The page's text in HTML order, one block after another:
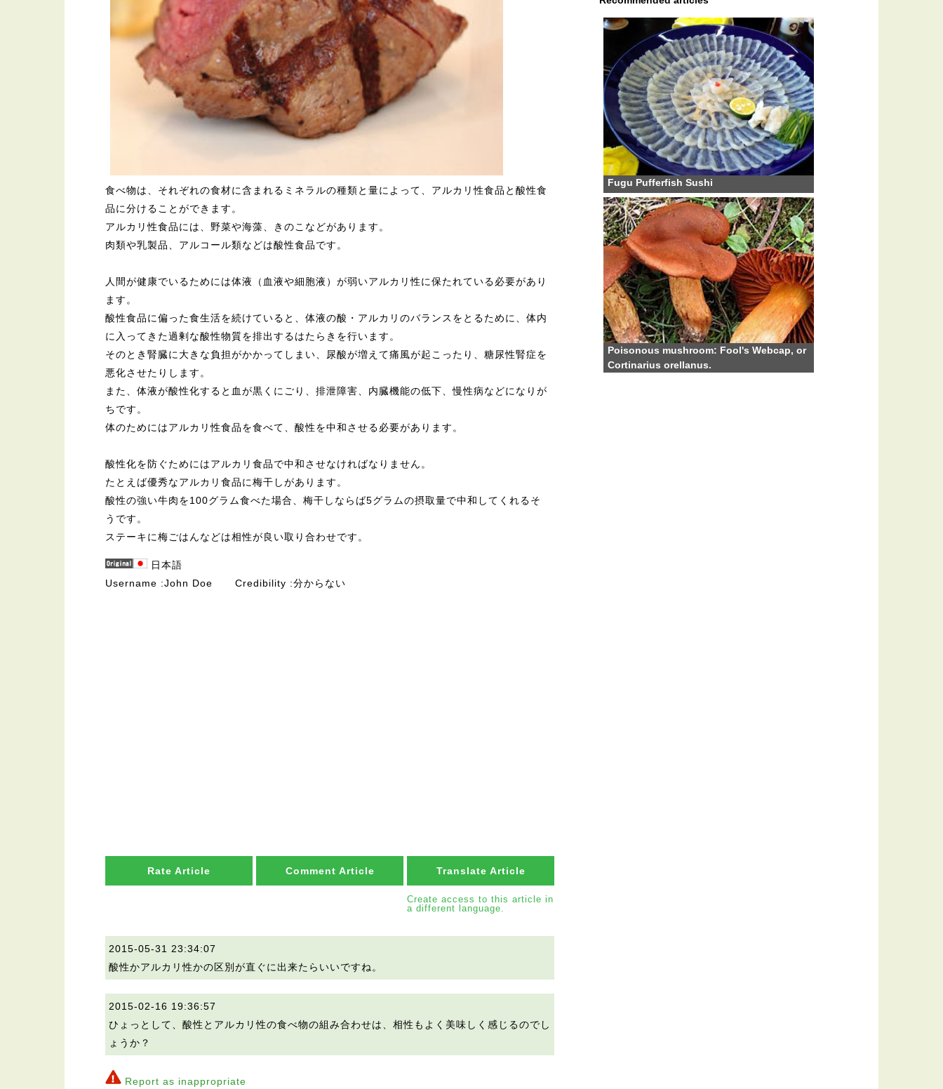
食べ物は、それぞれの食材に含まれるミネラルの種類と量によって、アルカリ性食品と酸性食
品に分けることができます。
アルカリ性食品には、野菜や海藻、きのこなどがあります。
肉類や乳製品、アルコール類などは酸性食品です。
人間が健康でいるためには体液（血液や細胞液）が弱いアルカリ性に保たれている必要があり
ます。
酸性食品に偏った食生活を続けていると、体液の酸・アルカリのバランスをとるために、体内
に入ってきた過剰な酸性物質を排出するはたらきを行います。
そのとき腎臓に大きな負担がかかってしまい、尿酸が増えて痛風が起こったり、糖尿性腎症を
悪化させたりします。
また、体液が酸性化すると血が黒くにごり、排泄障害、内臓機能の低下、慢性病などになりが
ちです。
体のためにはアルカリ性食品を食べて、酸性を中和させる必要があります。
酸性化を防ぐためにはアルカリ食品で中和させなければなりません。
たとえば優秀なアルカリ食品に梅干しがあります。
酸性の強い牛肉を100グラム食べた場合、梅干しならば5グラムの摂取量で中和してくれるそ
うです。
ステーキに梅ごはんなどは相性が良い取り合わせです。
日本語
Username
John Doe Credibility 分からない
Rate Article Comment Article Translate Article
Create access to this article in
a different language.
2015-05-31 23:34:07
酸性かアルカリ性かの区別が直ぐに出来たらいいですね。
2015-02-16 19:36:57
ひょっとして、酸性とアルカリ性の食べ物の組み合わせは、相性もよく美味しく感じるのでし
ょうか？
Report as inappropriate
Fugu Pufferfish Sushi
Poisonous mushroom: Fool's Webcap, or
Cortinarius orellanus.